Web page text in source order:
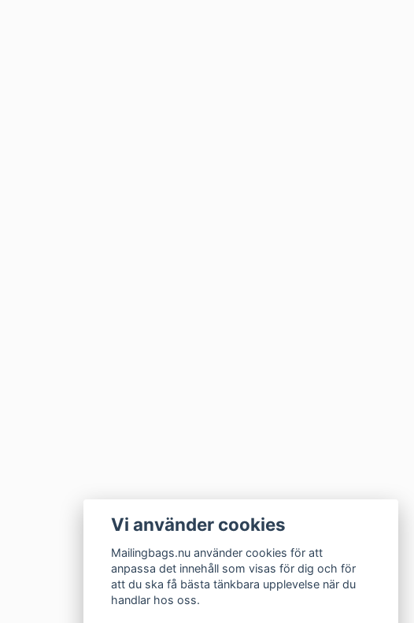
Vi använder cookies
Mailingbags.nu använder cookies för att
anpassa det innehåll som visas för dig och för
att du ska få bästa tänkbara upplevelse när du
handlar hos oss.